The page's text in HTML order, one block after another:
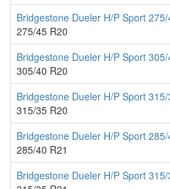
Bridgestone Dueler H/P Sport
275/45 R20
Bridgestone Dueler H/P Sport
305/40 R20
Bridgestone Dueler H/P Sport
315/35 R20
Bridgestone Dueler H/P Sport
285/40 R21
Bridgestone Dueler H/P Sport